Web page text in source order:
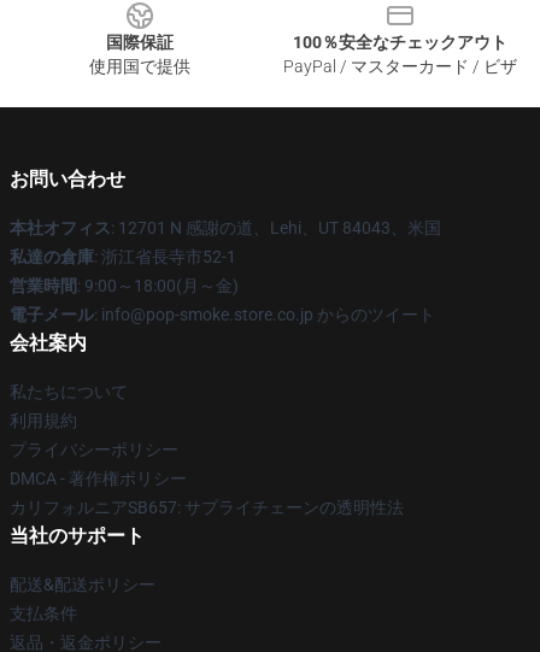
国際保証
使用国で提供
100％安全なチェックアウト
PayPal / マスターカード / ビザ
お問い合わせ
本社オフィス: 12701 N 感謝の道、Lehi、UT 84043、米国
私達の倉庫: 浙江省長寺市52-1
営業時間: 9:00～18:00(月～金)
電子メール: info@pop-smoke.store.co.jp からのツイート
会社案内
私たちについて
利用規約
プライバシーポリシー
DMCA - 著作権ポリシー
カリフォルニアSB657: サプライチェーンの透明性法
当社のサポート
配送&配送ポリシー
支払条件
返品・返金ポリシー